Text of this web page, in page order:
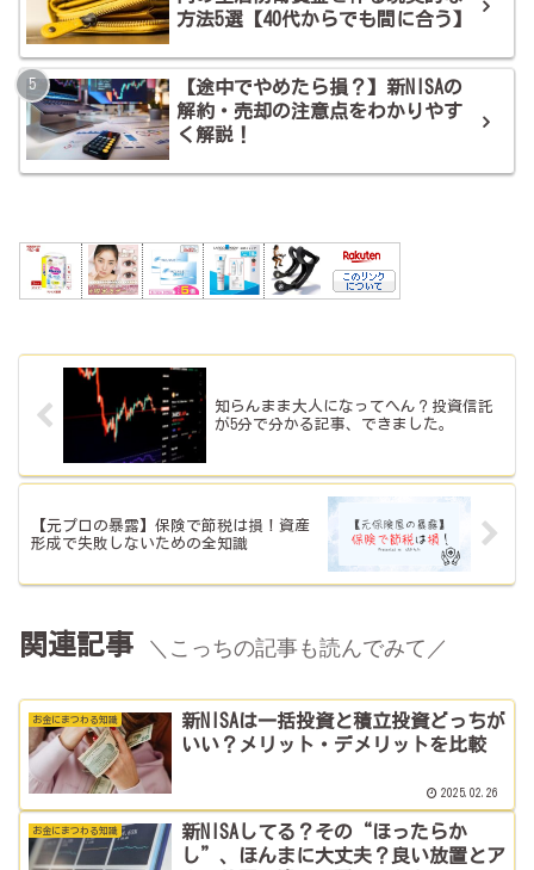
方法5選【40代からでも間に合う】
【途中でやめたら損？】新NISAの
解約・売却の注意点をわかりやす
く解説！
知らんまま大人になってへん？投資信託
が5分で分かる記事、できました。
【元プロの暴露】保険で節税は損！資産
形成で失敗しないための全知識
関連記事 ＼こっちの記事も読んでみて／
お金にまつわる知識
新NISAは一括投資と積立投資どっちが
いい？メリット・デメリットを比較
2025.02.26
お金にまつわる知識
新NISAしてる？その“ほったらか
し”、ほんまに大丈夫？良い放置とア